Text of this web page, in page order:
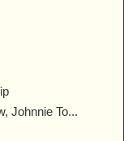
Johnnie To...